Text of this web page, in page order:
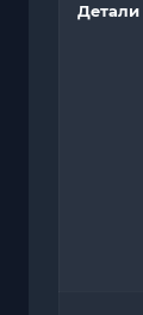
Детали